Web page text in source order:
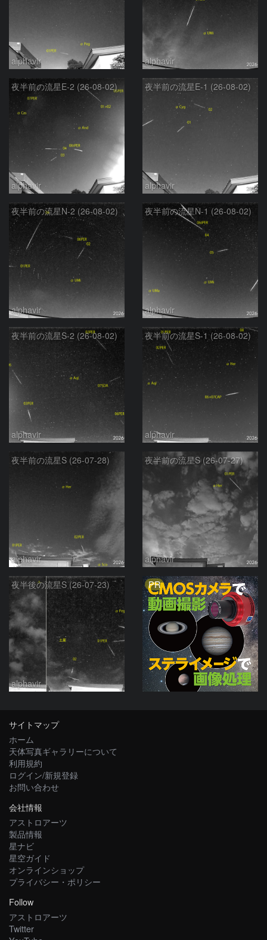
alphavir alphavir
夜半前の流星E-2 (26-08-02)
alphavir
夜半前の流星E-1 (26-08-02)
alphavir
夜半前の流星N-2 (26-08-02)
alphavir
夜半前の流星N-1 (26-08-02)
alphavir
夜半前の流星S-2 (26-08-02)
alphavir
夜半前の流星S-1 (26-08-02)
alphavir
夜半前の流星S (26-07-28)
alphavir
夜半前の流星S (26-07-27)
alphavir
夜半後の流星S (26-07-23)
alphavir
PR
サイトマップ
ホーム
天体写真ギャラリーについて
利用規約
ログイン/新規登録
お問い合わせ
会社情報
アストロアーツ
製品情報
星ナビ
星空ガイド
オンラインショップ
プライバシー・ポリシー
Follow
アストロアーツ
Twitter